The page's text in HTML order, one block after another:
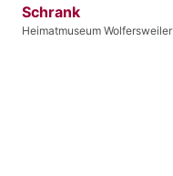
Schrank
Heimatmuseum Wolfersweiler